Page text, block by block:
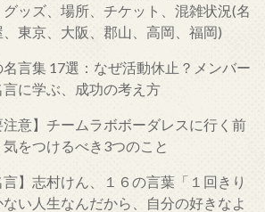
グッズ、場所、チケット、混雑状況(名
、東京、大阪、郡山、高岡、福岡)
名言集 17選：なぜ活動休止？メンバー
言に学ぶ、成功の考え方
注意】チームラボボーダレスに行く前
気をつけるべき3つのこと
言】志村けん、１６の言葉「１回きり
ない人生なんだから、自分の好きなよ